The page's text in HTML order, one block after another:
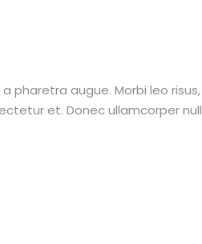
pharetra augue. Morbi leo
et. Donec ullamcorper